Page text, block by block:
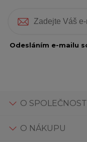
Odesláním e-mailu
O
O NÁKUPU